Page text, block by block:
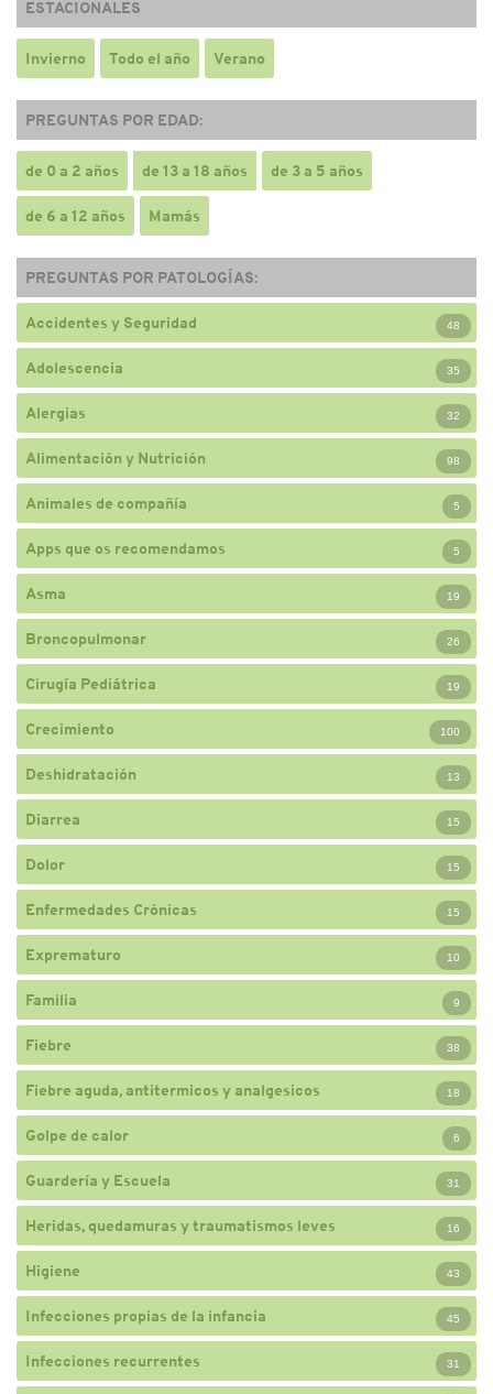
ESTACIONALES
Invierno Todo el año Verano
PREGUNTAS POR EDAD:
de 0 a 2 años de 13 a 18 años de 3 a 5 años
de 6 a 12 años Mamás
PREGUNTAS POR PATOLOGÍAS:
Accidentes y Seguridad 48
Adolescencia 35
Alergias 32
Alimentación y Nutrición 98
Animales de compañía 5
Apps que os recomendamos 5
Asma 19
Broncopulmonar 26
Cirugía Pediátrica 19
Crecimiento 100
Deshidratación 13
Diarrea 15
Dolor 15
Enfermedades Crónicas 15
Exprematuro 10
Familia 9
Fiebre 38
Fiebre aguda, antitermicos y analgesicos 18
Golpe de calor 6
Guardería y Escuela 31
Heridas, quedamuras y traumatismos leves 16
Higiene 43
Infecciones propias de la infancia 45
Infecciones recurrentes 31